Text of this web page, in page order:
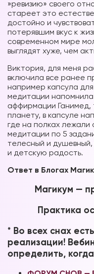
»ревизию» своего
стареет это
достойно и
потерявшим вкус к
современном мире
выглядят хуже, чем
Виктория, для меня
включила все ранее
например капсула
медитации
аффирмации Ганимед,
планету, в капсуле
где на полках
медитации по 5
телесный и
и детскую радость.
Ответ в Блогах
Магикум —
Практика
* Во всех снах
реализации!
определить,